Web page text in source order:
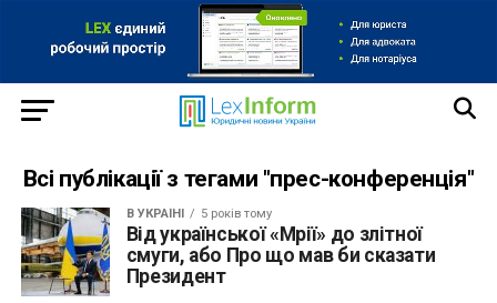
Всі публікації з тегами "прес-конференція"
В УКРАЇНІ 5 років тому
Від української «Мрії» до злітної
смуги, або Про що мав би сказати
Президент